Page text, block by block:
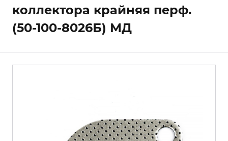
коллектора крайняя перф.
(50-100-8026Б) МД